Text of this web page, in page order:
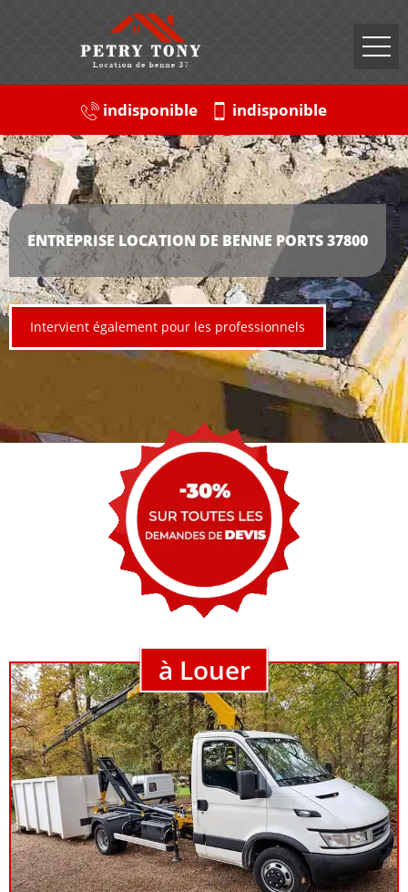
indisponible indisponible
ENTREPRISE LOCATION DE BENNE PORTS 37800
Intervient également pour les professionnels
à Louer